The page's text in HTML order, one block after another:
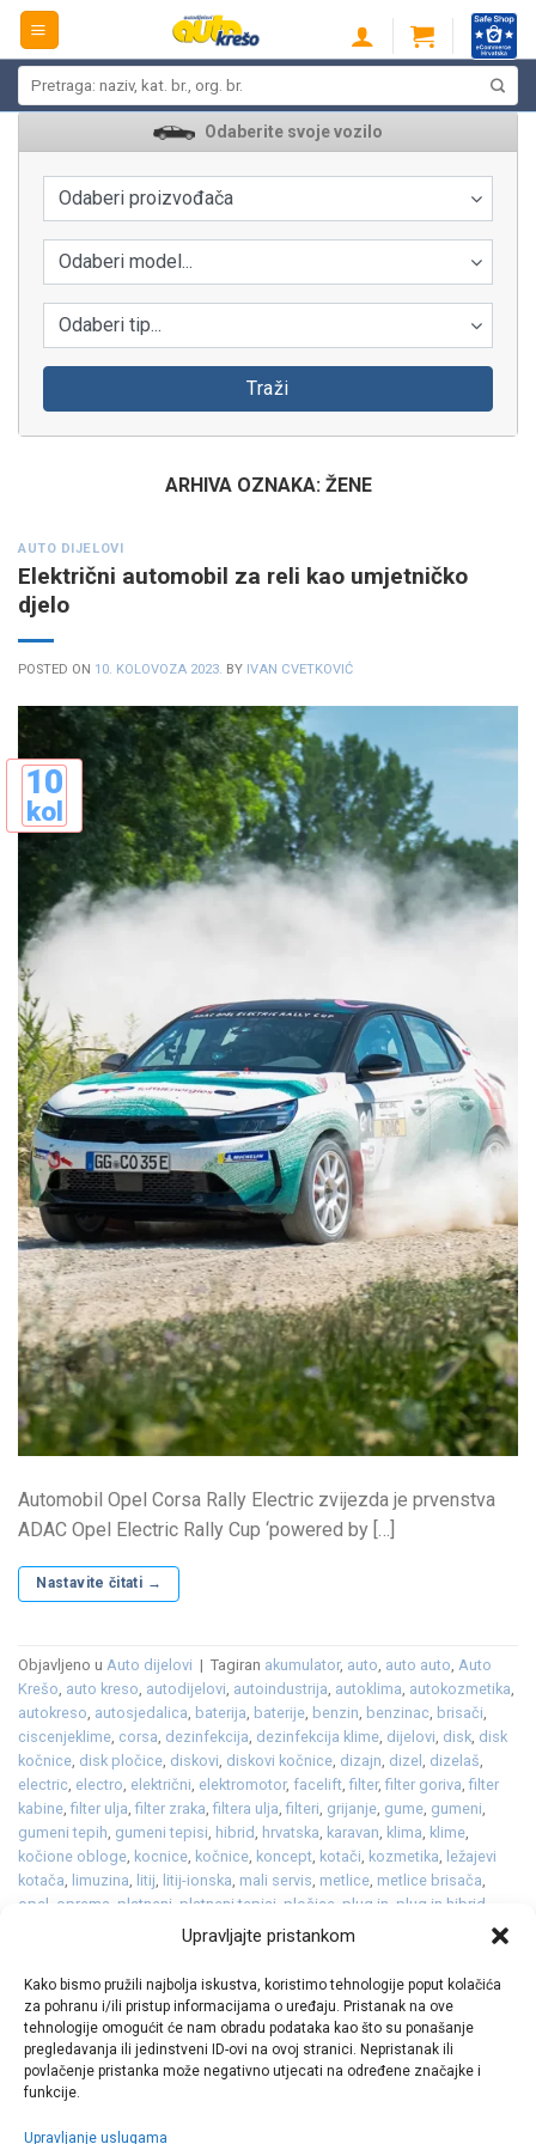
Upravljajte pristankom
Kako bismo pružili najbolja iskustva, koristimo tehnologije poput kolačića
za pohranu i/ili pristup informacijama o uređaju. Pristanak na ove
tehnologije omogućit će nam obradu podataka kao što su ponašanje
pregledavanja ili jedinstveni ID-ovi na ovoj stranici. Nepristanak ili
povlačenje pristanka može negativno utjecati na određene značajke i
funkcije.
Upravljanje uslugama
Skip
content
Odaberite svoje vozilo
Odaberi proizvođača
Odaberi model...
Odaberi tip...
Traži
ARHIVA OZNAKA: ŽENE
AUTO DIJELOVI
Električni automobil za reli kao umjetničko
djelo
POSTED ON 10. KOLOVOZA 2023. BY IVAN CVETKOVIĆ
10
kol
Automobil Opel Corsa Rally Electric zvijezda je prvenstva
ADAC Opel Electric Rally Cup ‘powered by […]
Nastavite čitati →
Objavljeno u Auto dijelovi | Tagiran akumulator, auto, auto auto, Auto
Krešo, auto kreso, autodijelovi, autoindustrija, autoklima, autokozmetika,
autokreso, autosjedalica, baterija, baterije, benzin, benzinac, brisači,
ciscenjeklime, corsa, dezinfekcija, dezinfekcija klime, dijelovi, disk, disk
kočnice, disk pločice, diskovi, diskovi kočnice, dizajn, dizel , dizelaš,
electric, electro, električni, elektromotor, facelift,filter,filter goriva,filter
kabine,filter ulja,filter zraka,filtera ulja,filteri, grijanje, gume, gumeni,
gumeni tepih, gumeni tepisi, hibrid, hrvatska, karavan, klima, klime,
kočione obloge, kocnice, kočnice, koncept, kotači, kozmetika, ležajevi
kotača, limuzina, litij, litij-ionska, mali servis, metlice, metlice brisača,
opel oprema platneni platneni tepisi pločice plug in plug in hibrid
redizajn,reli,rezervni,serijski, škola
svjećice
,tekstilni tepisi tekućina , tepih tepisi terenac ,
turbopunjač ,vjetrobransko,vjetrobransko staklo,žene,zene ,zima
zimska tekućina,zimske ,žmigavci,zrak Ostavite komentar